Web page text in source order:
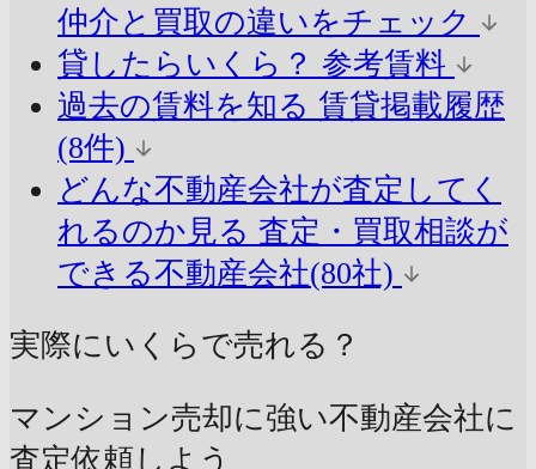
仲介と買取の違いをチェック
貸したらいくら？ 参考賃料
過去の賃料を知る 賃貸掲載履歴
(8件)
どんな不動産会社が査定してく
れるのか見る 査定・買取相談が
できる不動産会社(80社)
実際にいくらで売れる？
マンション売却に強い不動産会社に
査定依頼しよう